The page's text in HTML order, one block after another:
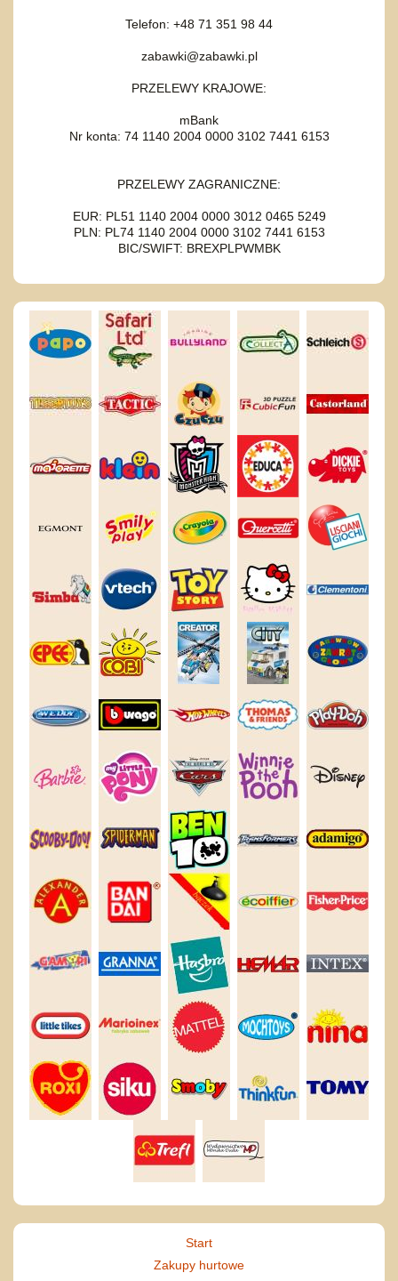
Telefon: +48 71 351 98 44
zabawki@zabawki.pl
PRZELEWY KRAJOWE:
mBank
Nr konta: 74 1140 2004 0000 3102 7441 6153
PRZELEWY ZAGRANICZNE:
EUR: PL51 1140 2004 0000 3012 0465 5249
PLN: PL74 1140 2004 0000 3102 7441 6153
BIC/SWIFT: BREXPLPWMBK
Start
Zakupy hurtowe